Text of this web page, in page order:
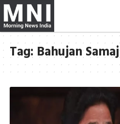
Tag: Bahujan